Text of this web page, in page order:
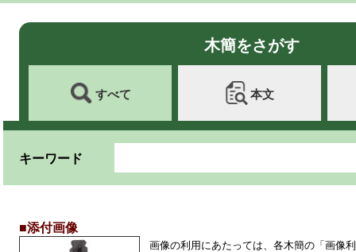
木簡をさがす
すべて 本文
キーワード
■添付画像
画像の利用にあたっては、各木簡の「画像